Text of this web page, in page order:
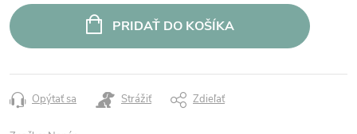
cena:
PRIDAŤ DO KOŠÍKA
Opýtať sa Strážiť Zdieľať